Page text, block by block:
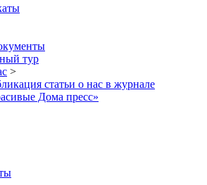
тур
>
статьи о нас в журнале
Дома пресс»